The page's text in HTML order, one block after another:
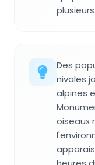
Des
nivales
alpines
oiseaux